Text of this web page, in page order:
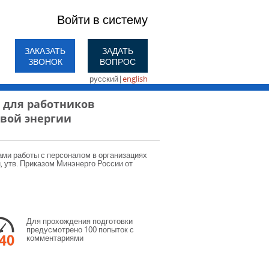
Войти в систему
ЗАКАЗАТЬ
ЗВОНОК
ЗАДАТЬ
ВОПРОС
русский|english
работников
энергии
работы с персоналом в организациях
утв. Приказом Минэнерго России от
Для прохождения подготовки
предусмотрено 100 попыток с
комментариями